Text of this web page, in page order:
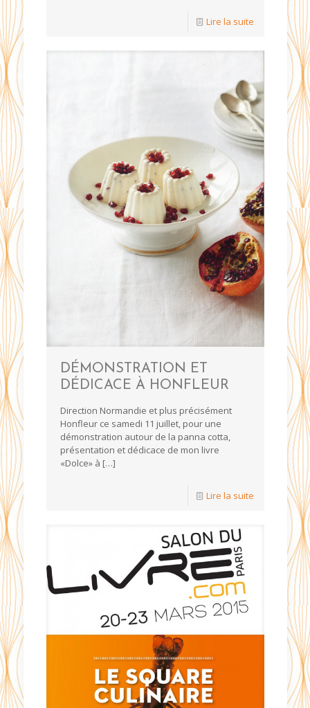
Lire la suite
DÉMONSTRATION ET
DÉDICACE À HONFLEUR
Direction Normandie et plus précisément
Honfleur ce samedi 11 juillet, pour une
démonstration autour de la panna cotta,
présentation et dédicace de mon livre
«Dolce» à […]
Lire la suite